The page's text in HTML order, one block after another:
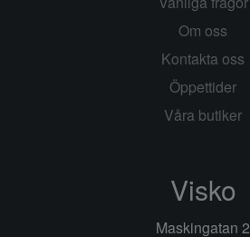
Om oss
Kontakta oss
Öppettider
Våra butiker
Visko
Maskingatan 2